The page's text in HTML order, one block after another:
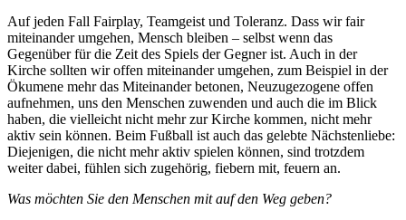
Auf jeden Fall Fairplay, Teamgeist und Toleranz. Dass wir fair
miteinander umgehen, Mensch bleiben – selbst wenn das
Gegenüber für die Zeit des Spiels der Gegner ist. Auch in der
Kirche sollten wir offen miteinander umgehen, zum Beispiel in der
Ökumene mehr das Miteinander betonen, Neuzugezogene offen
aufnehmen, uns den Menschen zuwenden und auch die im Blick
haben, die vielleicht nicht mehr zur Kirche kommen, nicht mehr
aktiv sein können. Beim Fußball ist auch das gelebte Nächstenliebe:
Diejenigen, die nicht mehr aktiv spielen können, sind trotzdem
weiter dabei, fühlen sich zugehörig, fiebern mit, feuern an.
Was möchten Sie den Menschen mit auf den Weg geben?